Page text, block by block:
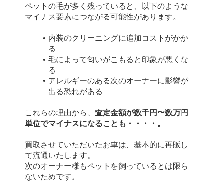
ペットの毛が多く残っていると、以下のような
マイナス要素につながる可能性があります。
内装のクリーニングに追加コストがかか
る
毛によって匂いがこもると印象が悪くな
る
アレルギーのある次のオーナーに影響が
出る恐れがある
これらの理由から、 査定金額が数千円〜数万円
単位でマイナスになることも・・・・。
買取させていただいたお車は、基本的に再販し
て流通いたします。
次のオーナー様もペットを飼っているとは限ら
ないためです。